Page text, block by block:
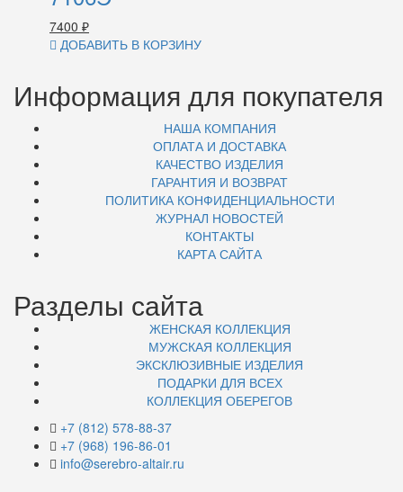
7400 ₽
ДОБАВИТЬ В КОРЗИНУ
Информация для покупателя
НАША КОМПАНИЯ
ОПЛАТА И ДОСТАВКА
КАЧЕСТВО ИЗДЕЛИЯ
ГАРАНТИЯ И ВОЗВРАТ
ПОЛИТИКА КОНФИДЕНЦИАЛЬНОСТИ
ЖУРНАЛ НОВОСТЕЙ
КОНТАКТЫ
КАРТА САЙТА
Разделы сайта
ЖЕНСКАЯ КОЛЛЕКЦИЯ
МУЖСКАЯ КОЛЛЕКЦИЯ
ЭКСКЛЮЗИВНЫЕ ИЗДЕЛИЯ
ПОДАРКИ ДЛЯ ВСЕХ
КОЛЛЕКЦИЯ ОБЕРЕГОВ
+7 (812) 578-88-37
+7 (968) 196-86-01
info@serebro-altair.ru